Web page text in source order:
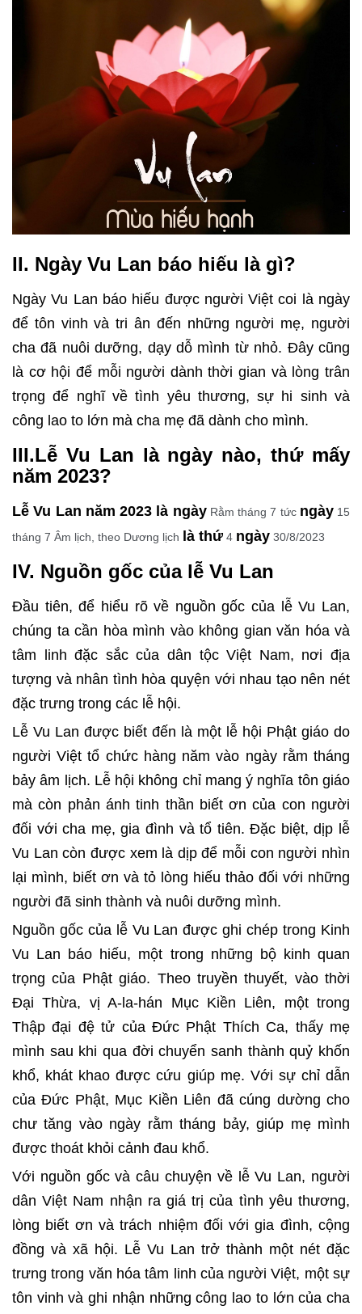
II. Ngày Vu Lan báo hiếu là gì?
Ngày Vu Lan báo hiếu được người Việt coi là ngày
để tôn vinh và tri ân đến những người mẹ, người
cha đã nuôi dưỡng, dạy dỗ mình từ nhỏ. Đây cũng
là cơ hội để mỗi người dành thời gian và lòng trân
trọng để nghĩ về tình yêu thương, sự hi sinh và
công lao to lớn mà cha mẹ đã dành cho mình.
III.Lễ Vu Lan là ngày nào, thứ mấy
năm 2023?
Lễ Vu Lan năm 2023 là ngàyRằm tháng 7 tức ngày15
tháng 7 Âm lịch, theo Dương lịch là thứ 4 ngày 30/8/2023
IV. Nguồn gốc của lễ Vu Lan
Đầu tiên, để hiểu rõ về nguồn gốc của lễ Vu Lan,
chúng ta cần hòa mình vào không gian văn hóa và
tâm linh đặc sắc của dân tộc Việt Nam, nơi địa
tượng và nhân tình hòa quyện với nhau tạo nên nét
đặc trưng trong các lễ hội.
Lễ Vu Lan được biết đến là một lễ hội Phật giáo do
người Việt tổ chức hàng năm vào ngày rằm tháng
bảy âm lịch. Lễ hội không chỉ mang ý nghĩa tôn giáo
mà còn phản ánh tinh thần biết ơn của con người
đối với cha mẹ, gia đình và tổ tiên. Đặc biệt, dịp lễ
Vu Lan còn được xem là dịp để mỗi con người nhìn
lại mình, biết ơn và tỏ lòng hiếu thảo đối với những
người đã sinh thành và nuôi dưỡng mình.
Nguồn gốc của lễ Vu Lan được ghi chép trong Kinh
Vu Lan báo hiếu, một trong những bộ kinh quan
trọng của Phật giáo. Theo truyền thuyết, vào thời
Đại Thừa, vị A-la-hán Mục Kiền Liên, một trong
Thập đại đệ tử của Đức Phật Thích Ca, thấy mẹ
mình sau khi qua đời chuyển sanh thành quỷ khốn
khổ, khát khao được cứu giúp mẹ. Với sự chỉ dẫn
của Đức Phật, Mục Kiền Liên đã cúng dường cho
chư tăng vào ngày rằm tháng bảy, giúp mẹ mình
được thoát khỏi cảnh đau khổ.
Với nguồn gốc và câu chuyện về lễ Vu Lan, người
dân Việt Nam nhận ra giá trị của tình yêu thương,
lòng biết ơn và trách nhiệm đối với gia đình, cộng
đồng và xã hội. Lễ Vu Lan trở thành một nét đặc
trưng trong văn hóa tâm linh của người Việt, một sự
tôn vinh và ghi nhận những công lao to lớn của cha